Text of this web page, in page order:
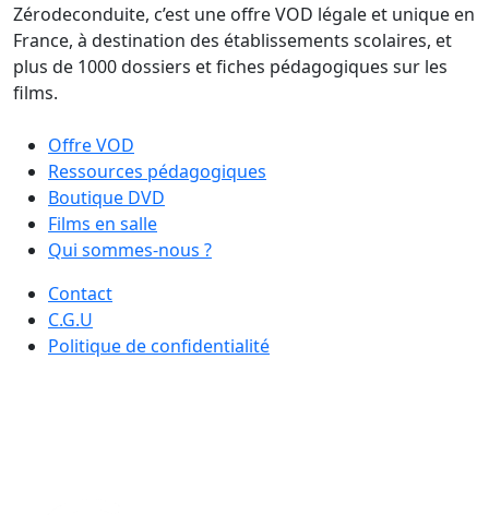
Zérodeconduite, c’est une offre VOD légale et unique en
France, à destination des établissements scolaires, et
plus de 1000 dossiers et fiches pédagogiques sur les
films.
Offre VOD
Ressources pédagogiques
Boutique DVD
Films en salle
Qui sommes-nous ?
Contact
C.G.U
Politique de confidentialité